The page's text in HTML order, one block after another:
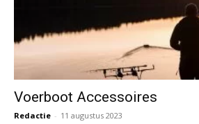
Voerboot Accessoires
Redactie - 11 augustus 2023